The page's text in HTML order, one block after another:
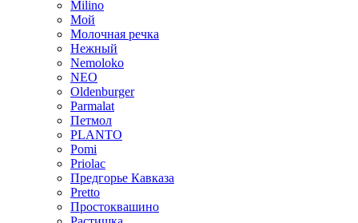
Milino
Мой
Молочная речка
Нежный
Nemoloko
NEO
Oldenburger
Parmalat
Петмол
PLANTO
Pomi
Priolac
Предгорье Кавказа
Pretto
Простоквашино